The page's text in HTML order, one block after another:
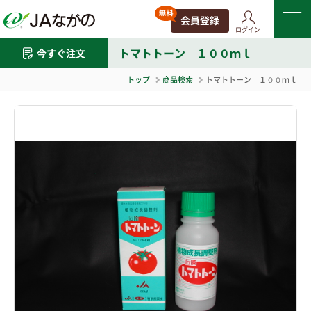
ログイン
今すぐ注文 トマトトーン １００ｍｌ
トップ 商品検索 トマトトーン １００ｍｌ